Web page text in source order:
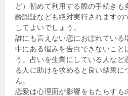
ど）初めて利用する際の手続きも
齢認証なども絶対実行されますの
してよいでしょう。
誰にも言えない恋におぼれている
中にある悩みを告白できないこと
う。占いを生業にしている人など
る人に助けを求めると良い結果に
ん。
恋愛は心理面が影響をもたらすも